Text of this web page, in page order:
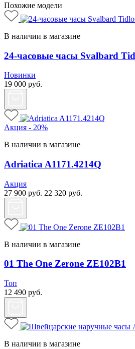
Похожие модели
В наличии в магазине
24-часовые часы Svalbard
Новинки
19 000 руб.
Акция - 20%
В наличии в магазине
Adriatica A1171.4214Q
Акция
27 900 руб. 22 320 руб.
В наличии в магазине
01 The One Zerone ZE102B1
Топ
12 490 руб.
В наличии в магазине